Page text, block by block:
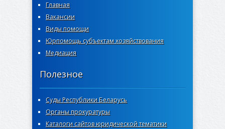
Главная
Вакансии
Виды помощи
Юрпомощь субъектам хозяйствования
Медиация
Полезное
Суды Республики Беларусь
Органы прокуратуры
Каталоги сайтов юридической тематики